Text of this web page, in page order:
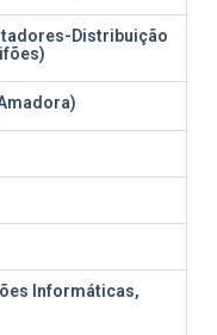
Distribuição
Informáticas,